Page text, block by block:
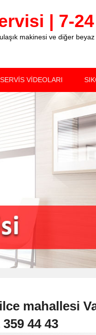
| 7-
makinesi ve diğer
SERVİS VİDEOLARI
mahallesi
44 43